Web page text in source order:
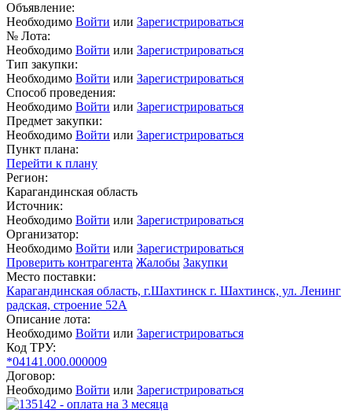
Объявление:
Необходимо Войти или Зарегистрироваться
№ Лота:
Необходимо Войти или Зарегистрироваться
Тип закупки:
Необходимо Войти или Зарегистрироваться
Способ проведения:
Необходимо Войти или Зарегистрироваться
Предмет закупки:
Необходимо Войти или Зарегистрироваться
Пункт плана:
Перейти к плану
Регион:
Карагандинская область
Источник:
Необходимо Войти или Зарегистрироваться
Организатор:
Необходимо Войти или Зарегистрироваться
Проверить контрагента Жалобы Закупки
Место поставки:
Карагандинская область, г.Шахтинск г. Шахтинск, ул. Ленинг
радская, строение 52А
Описание лота:
Необходимо Войти или Зарегистрироваться
Код ТРУ:
*04141.000.000009
Договор:
Необходимо Войти или Зарегистрироваться